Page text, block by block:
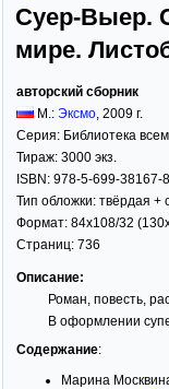
Суер-Выер.
мире.
авторский сборник
М.: Эксмо, 2009 г.
Серия: Библиотека
Тираж: 3000 экз.
ISBN: 978-5-699-38167-8
Тип обложки: твёрдая +
Формат: 84x108/32
Страниц: 736
Описание:
Роман, повесть,
В оформлении
Содержание:
Марина